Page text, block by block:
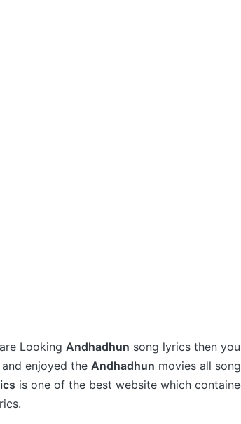
Looking Andhadhun song lyrics then
enjoyed the Andhadhun movies all
is one of the best website which